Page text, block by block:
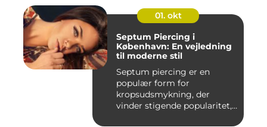
01. okt
Septum Piercing i
København: En vejledning
til moderne stil
Septum piercing er en
populær form for
kropsudsmykning, der
vinder stigende popularitet,